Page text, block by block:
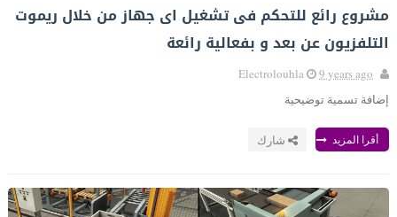
مشروع رائع للتحكم فى تشغيل اى جهاز من خلال ريموت
التلفزيون عن بعد و بفعالية رائعة
Electrolouhla 9 years ago
إضافة تسمية توضيحية
أقرا المزيد شارك